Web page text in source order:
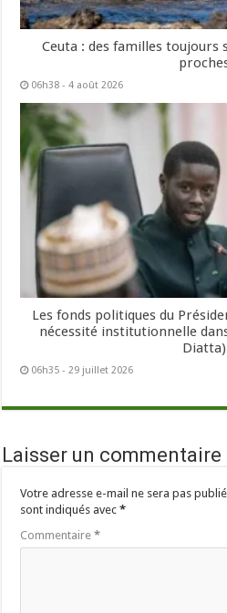
Ceuta : des familles toujours
06h38 - 4 août 2026
Les fonds politiques du
nécessité institutionnelle
Diatta)
06h35 - 29 juillet 2026
Laisser un commentaire
Votre adresse e-mail ne sera pas
sont indiqués avec*
Commentaire*